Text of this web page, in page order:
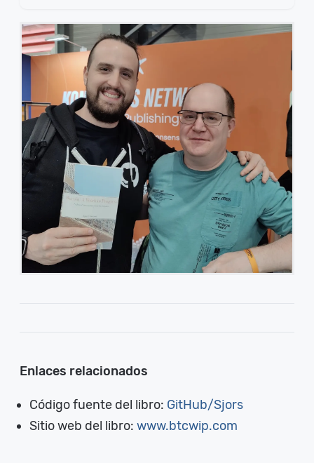
Enlaces relacionados
Código fuente del libro: GitHub/Sjors
Sitio web del libro: www.btcwip.com